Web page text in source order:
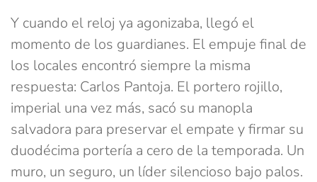
Y cuando el reloj ya agonizaba, llegó el
momento de los guardianes. El empuje final de
los locales encontró siempre la misma
respuesta: Carlos Pantoja. El portero rojillo,
imperial una vez más, sacó su manopla
salvadora para preservar el empate y firmar su
duodécima portería a cero de la temporada. Un
muro, un seguro, un líder silencioso bajo palos.